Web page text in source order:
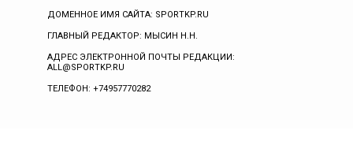
ДОМЕННОЕ ИМЯ САЙТА: SPORTKP.RU
ГЛАВНЫЙ РЕДАКТОР: МЫСИН Н.Н.
АДРЕС ЭЛЕКТРОННОЙ ПОЧТЫ РЕДАКЦИИ:
ALL@SPORTKP.RU
ТЕЛЕФОН: +74957770282